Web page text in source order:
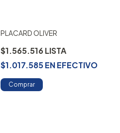
PLACARD OLIVER
$1.565.516
$1.017.585ENEFECTIVO
Comprar